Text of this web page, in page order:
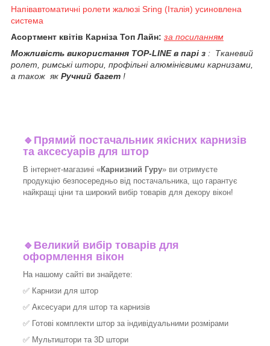
Напівавтоматичні ролети жалюзі Sring (Італія) усиновлена
система
Асортмент квітів Карніза Топ Лайн: за посиланням
Можливість використання TOP-LINE в парі з : Тканевий
ролет, римські штори, профільні алюмінієвими карнизами,
а також як Ручний багет !
🔹 Прямий постачальник якісних карнизів
та аксесуарів для штор
В інтернет-магазині «Карнизний Гуру» ви отримуєте
продукцію безпосередньо від постачальника, що гарантує
найкращі ціни та широкий вибір товарів для декору вікон!​
🔹 Великий вибір товарів для
оформлення вікон
На нашому сайті ви знайдете:
✅ Карнизи для штор
✅ Аксесуари для штор та карнизів
✅ Готові комплекти штор за індивідуальними розмірами
✅ Мультиштори та 3D штори